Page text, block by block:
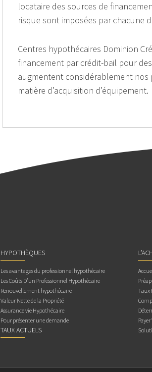
locataire des sources de
risque sont imposées par chacune
Centres hypothécaires Dominion
financement par crédit-bail pour
augmentent considérablement nos
matière d’acquisition d’équipement.
HYPOTHÈQUES
Les avantages du professionnel hypothécaire
Les Coûts D’un Professionnel Hypothécaire
Renouvellement hypothécaire
Valeur Nette de la Propriété
Assurance vie Hypothécaire
Pour présenter une demande
TAUX ACTUELS
Taux